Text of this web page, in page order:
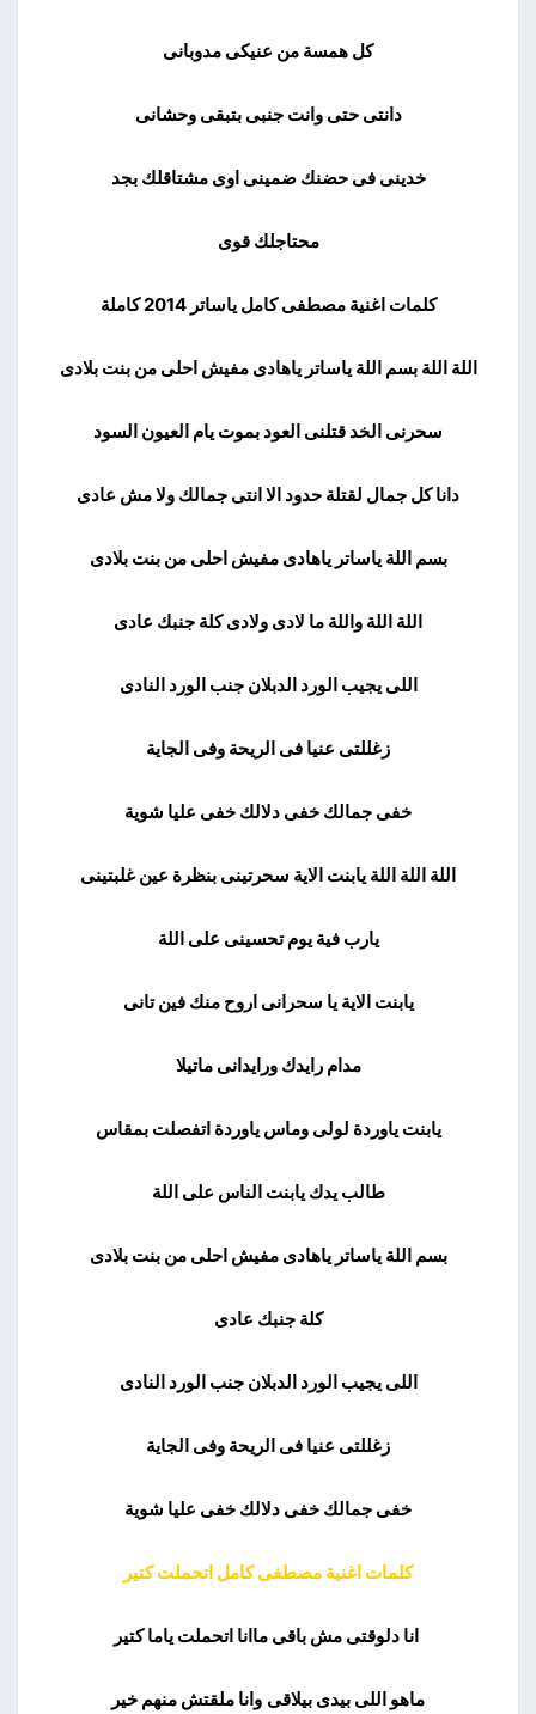
كل همسة من عنيكى مدوبانى
دانتى حتى وانت جنبى بتبقى وحشانى
خدينى فى حضنك ضمينى اوى مشتاقلك بجد
محتاجلك قوى
كلمات اغنية مصطفى كامل ياساتر 2014 كاملة
اللة اللة بسم اللة ياساتر ياهادى مفيش احلى من بنت بلادى
سحرنى الخد قتلنى العود بموت يام العيون السود
دانا كل جمال لقتلة حدود الا انتى جمالك ولا مش عادى
بسم اللة ياساتر ياهادى مفيش احلى من بنت بلادى
اللة اللة واللة ما لادى ولادى كلة جنبك عادى
اللى يجيب الورد الدبلان جنب الورد النادى
زغللتى عنيا فى الريحة وفى الجاية
خفى جمالك خفى دلالك خفى عليا شوية
اللة اللة اللة يابنت الاية سحرتينى بنظرة عين غلبتينى
يارب فية يوم تحسينى على اللة
يابنت الاية يا سحرانى اروح منك فين تانى
مدام رايدك ورايدانى ماتيلا
يابنت ياوردة لولى وماس ياوردة اتفصلت بمقاس
طالب يدك يابنت الناس على اللة
بسم اللة ياساتر ياهادى مفيش احلى من بنت بلادى
كلة جنبك عادى
اللى يجيب الورد الدبلان جنب الورد النادى
زغللتى عنيا فى الريحة وفى الجاية
خفى جمالك خفى دلالك خفى عليا شوية
كلمات اغنية مصطفى كامل اتحملت كتير
انا دلوقتى مش باقى ماانا اتحملت ياما كتير
ماهو اللى بيدى بيلاقى وانا ملقتش منهم خير